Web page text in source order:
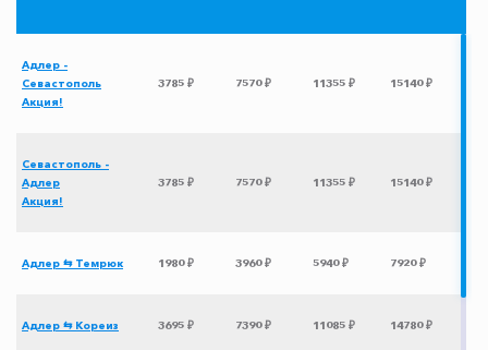
Адлер -
Севастополь
Акция!
3785 ₽ 7570 ₽ 11355 ₽ 15140 ₽
Севастополь -
Адлер
Акция!
3785 ₽ 7570 ₽ 11355 ₽ 15140 ₽
Адлер ⇆ Темрюк 1980 ₽ 3960 ₽ 5940 ₽ 7920 ₽
Адлер ⇆ Кореиз 3695 ₽ 7390 ₽ 11085 ₽ 14780 ₽